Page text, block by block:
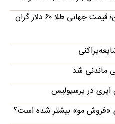
تعرفه جدید ترامپ علیه چین؛ قیمت جهانی طلا ۶۰ دلار گران
ماندنی شد
در پرسپولیس
«فروش مو» بیشتر شده است؟